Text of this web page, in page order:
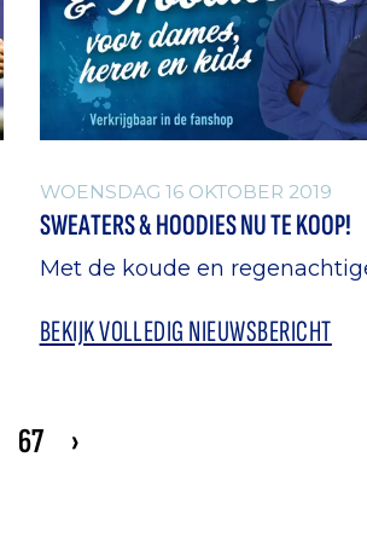
WOENSDAG 16 OKTOBER 2019
SWEATERS & HOODIES NU TE KOOP!
Met de koude en
BEKIJK VOLLEDIG NIEUWSBERICHT
67 ›